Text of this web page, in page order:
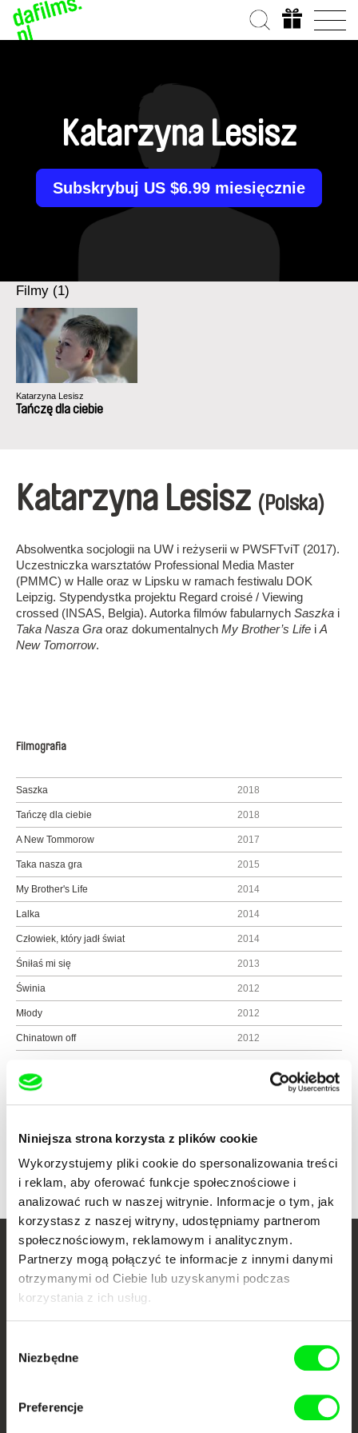
Niniejsza strona korzysta z plików cookie
Wykorzystujemy pliki cookie do spersonalizowania treści
i reklam, aby oferować funkcje społecznościowe i
analizować ruch w naszej witrynie. Informacje o tym, jak
korzystasz z naszej witryny, udostępniamy partnerom
społecznościowym, reklamowym i analitycznym.
Partnerzy mogą połączyć te informacje z innymi danymi
otrzymanymi od Ciebie lub uzyskanymi podczas
korzystania z ich usług.
zgody
Niezbędne
Preferencje
Katarzyna Lesisz
Subskrybuj US $6.99 miesięcznie
Filmy (1)
Katarzyna Lesisz
Tańczę dla ciebie
Katarzyna Lesisz (Polska)
Absolwentka socjologii na UW i reżyserii w PWSFTviT (2017).
Uczestniczka warsztatów Professional Media Master
(PMMC) w Halle oraz w Lipsku w ramach festiwalu DOK
Leipzig. Stypendystka projektu Regard croisé / Viewing
crossed (INSAS, Belgia). Autorka filmów fabularnych Saszka i
Taka Nasza Gra oraz dokumentalnych My Brother’s Life i A
New Tomorrow.
Filmografia
Saszka 2018
Tańczę dla ciebie 2018
A New Tommorow 2017
Taka nasza gra 2015
My Brother's Life 2014
Lalka 2014
Człowiek, który jadł świat 2014
Śniłaś mi się 2013
Świnia 2012
Młody 2012
Chinatown off 2012
Twoje kino
dokumentalne online
Portal DAFilms.pl powstał w wyniku inicjatywy Doc Alliance, kreatywnej
współpracy 7 europejskich festiwali kina dokumentalnego. Naszym celem
jest przesuwać granice filmu dokumentalnego, wspierać jego